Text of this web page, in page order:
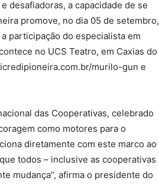
desafiadoras, a capacidade de se
promove, no dia 05 de setembro,
participação do especialista em
no UCS Teatro, em Caxias do
murilo-gun e
das Cooperativas, celebrado
como motores para o
diretamente com este marco ao
todos – inclusive as cooperativas
mudança”, afirma o presidente do